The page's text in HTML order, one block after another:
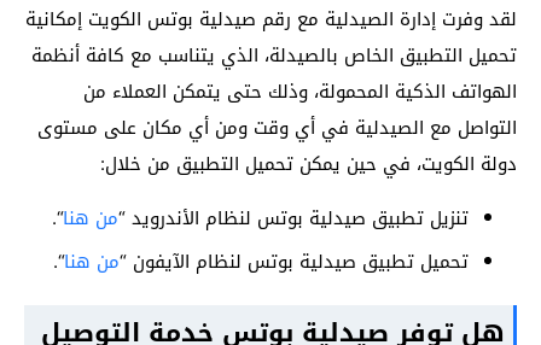
لقد وفرت إدارة الصيدلية مع رقم صيدلية بوتس الكويت إمكانية
تحميل التطبيق الخاص بالصيدلة، الذي يتناسب مع كافة أنظمة
الهواتف الذكية المحمولة، وذلك حتى يتمكن العملاء من
التواصل مع الصيدلية في أي وقت ومن أي مكان على مستوى
دولة الكويت، في حين يمكن تحميل التطبيق من خلال:
تنزيل تطبيق صيدلية بوتس لنظام الأندرويد “من هنا“.
تحميل تطبيق صيدلية بوتس لنظام الآيفون “من هنا“.
هل توفر صيدلية بوتس خدمة التوصيل